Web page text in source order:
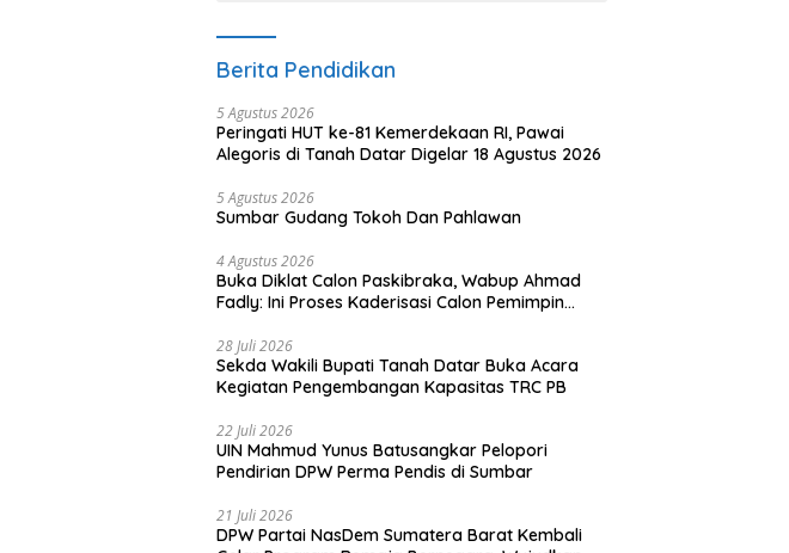
Berita Pendidikan
5 Agustus 2026
Peringati HUT ke-81 Kemerdekaan RI, Pawai
Alegoris di Tanah Datar Digelar 18 Agustus 2026
5 Agustus 2026
Sumbar Gudang Tokoh Dan Pahlawan
4 Agustus 2026
Buka Diklat Calon Paskibraka, Wabup Ahmad
Fadly: Ini Proses Kaderisasi Calon Pemimpin
28 Juli 2026
Sekda Wakili Bupati Tanah Datar Buka Acara
Kegiatan Pengembangan Kapasitas TRC PB
22 Juli 2026
UIN Mahmud Yunus Batusangkar Pelopori
Pendirian DPW Perma Pendis di Sumbar
21 Juli 2026
DPW Partai NasDem Sumatera Barat Kembali